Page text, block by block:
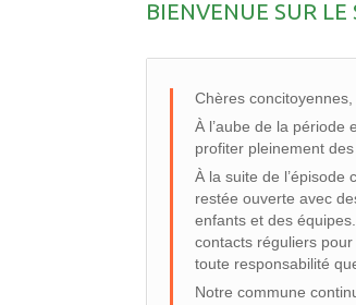
BIENVENUE SUR
Chères
À l’aube de la période
profiter pleinement
À la suite de l’épisode
restée ouverte avec
enfants et des
contacts réguliers
toute responsabilité
Notre commune